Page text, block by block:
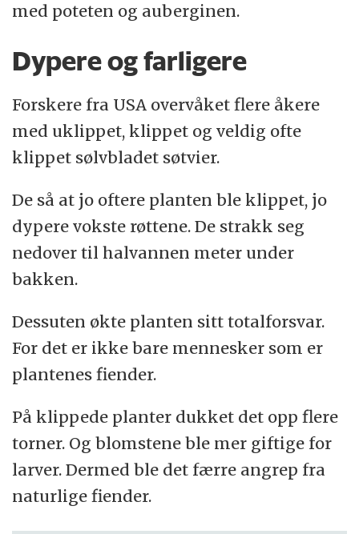
med poteten og auberginen.
Dypere og farligere
Forskere fra USA overvåket flere åkere
med uklippet, klippet og veldig ofte
klippet sølvbladet søtvier.
De så at jo oftere planten ble klippet, jo
dypere vokste røttene. De strakk seg
nedover til halvannen meter under
bakken.
Dessuten økte planten sitt totalforsvar.
For det er ikke bare mennesker som er
plantenes fiender.
På klippede planter dukket det opp flere
torner. Og blomstene ble mer giftige for
larver. Dermed ble det færre angrep fra
naturlige fiender.